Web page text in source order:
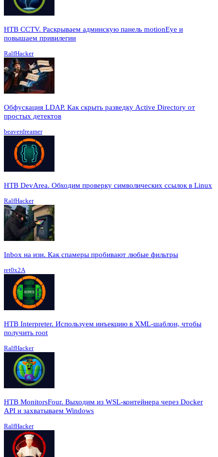
HTB CCTV. Раскрываем админскую панель motionEye и
повышаем привилегии
RalfHacker
Обфускация LDAP. Как скрыть разведку Active Directory от
простых детектов
beaverdreamer
HTB DevArea. Обходим проверку символических ссылок в Linux
RalfHacker
Inbox на изи. Как спамеры пробивают любые фильтры
ret0x2A
HTB Interpreter. Используем инъекцию в XML-шаблон, чтобы
получить root
RalfHacker
HTB MonitorsFour. Выходим из WSL-контейнера через Docker
API и захватываем Windows
RalfHacker